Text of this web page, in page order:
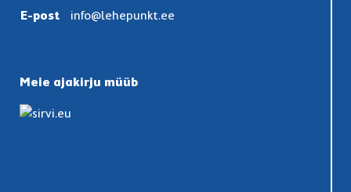
E-post
info@lehepunkt.ee
Meie ajakirju müüb